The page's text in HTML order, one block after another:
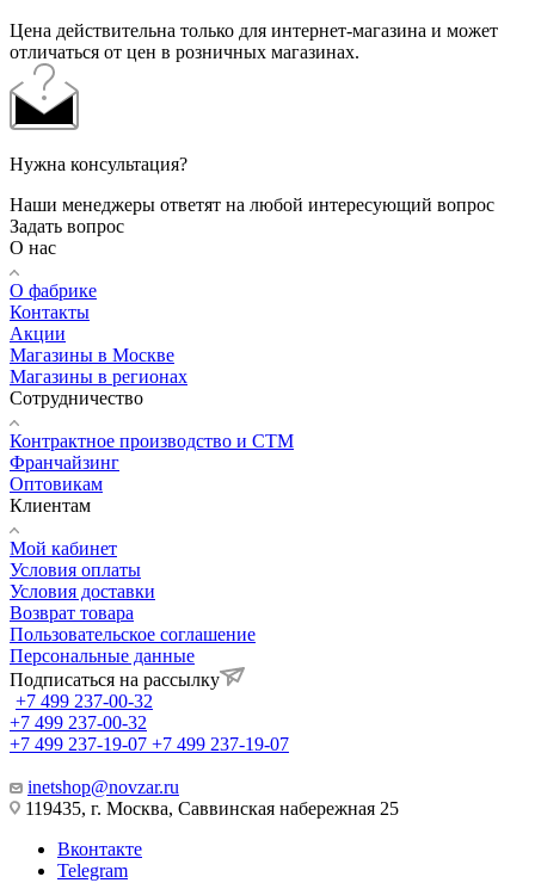
Цена действительна только для интернет-магазина и может
отличаться от цен в розничных магазинах.
Нужна консультация?
Наши менеджеры ответят на любой интересующий вопрос
Задать вопрос
О нас
О фабрике
Контакты
Акции
Магазины в Москве
Магазины в регионах
Сотрудничество
Контрактное производство и СТМ
Франчайзинг
Оптовикам
Клиентам
Мой кабинет
Условия оплаты
Условия доставки
Возврат товара
Пользовательское соглашение
Персональные данные
Подписаться на рассылку
+7 499 237-00-32
+7 499 237-00-32
+7 499 237-19-07 +7 499 237-19-07
inetshop@novzar.ru
119435, г. Москва, Саввинская набережная 25
Вконтакте
Telegram